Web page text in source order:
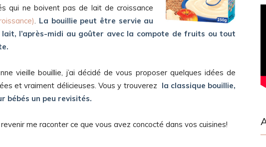
qui ne boivent pas de lait de croissance
. La bouillie peut être servie au
lait, l’après-midi au goûter avec la compote de fruits ou tout
vieille bouillie, j’ai décidé de vous proposer quelques idées de
et vraiment délicieuses. Vous y trouverez la classique bouillie,
bébés un peu revisités.
me raconter ce que vous avez concocté dans vos cuisines!